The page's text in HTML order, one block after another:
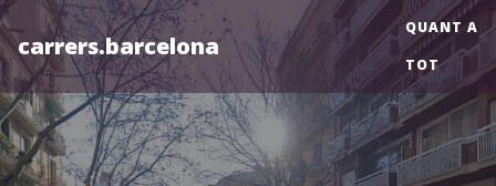
carrers.barcelona
QUANT A
TOT